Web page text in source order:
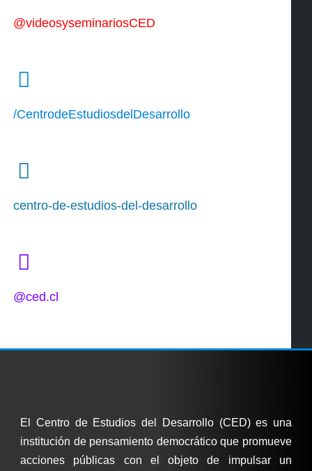
@videosyseminariosCED
/CentrodeEstudiosdelDesarrollo
centro-de-estudios-del-desarrollo
@ced.cl
El Centro de Estudios del Desarrollo (CED) es una
institución de pensamiento democrático que promueve
acciones públicas con el objeto de impulsar un